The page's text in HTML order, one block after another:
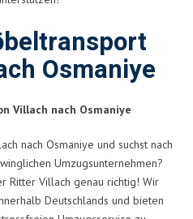
Osmaniye
Villach nach Osmaniye
nach Osmaniye und suchst nach
Umzugsunternehmen?
Ritter Villach genau richtig! Wir
Deutschlands und bieten